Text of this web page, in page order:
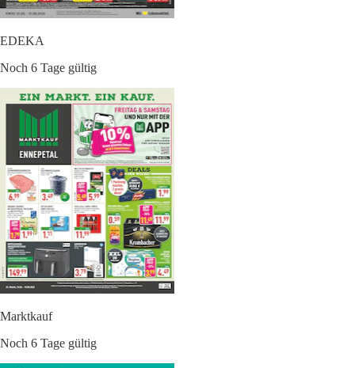
EDEKA
Noch 6 Tage gültig
Marktkauf
Noch 6 Tage gültig